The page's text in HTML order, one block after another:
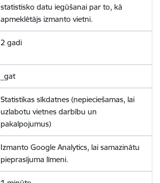
statistisko datu iegūšanai par to, kā
apmeklētājs izmanto vietni.
2 gadi
_gat
Statistikas sīkdatnes (nepieciešamas, lai
uzlabotu vietnes darbību un
pakalpojumus)
Izmanto Google Analytics, lai samazinātu
pieprasījuma līmeni.